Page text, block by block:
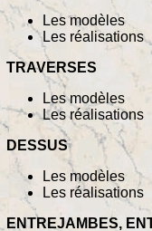
Les modèles
Les réalisations
TRAVERSES
Les modèles
Les réalisations
DESSUS
Les modèles
Les réalisations
ENTREJAMBES,